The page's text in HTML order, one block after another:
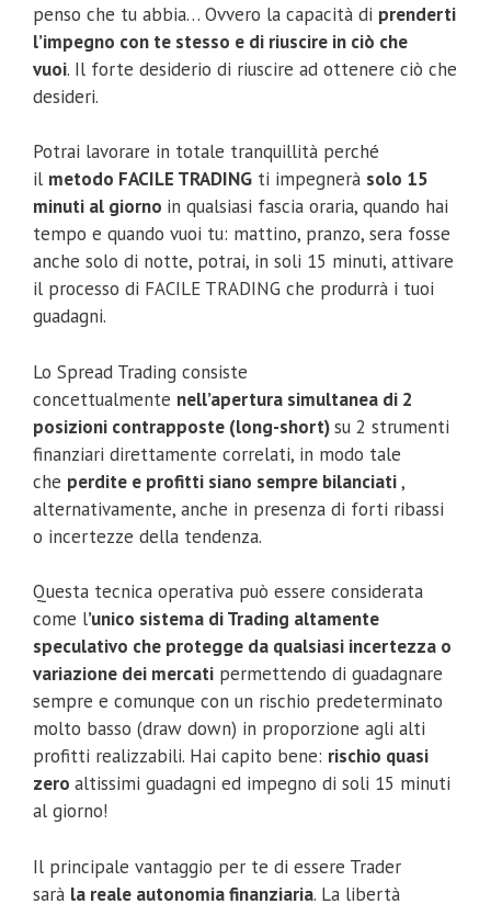
penso che tu abbia… Ovvero la capacità di prenderti
l’impegno con te stesso e di riuscire in ciò che
vuoi. Il forte desiderio di riuscire ad ottenere ciò che
desideri.
Potrai lavorare in totale tranquillità perché
il metodo FACILE TRADING ti impegnerà solo 15
minuti al giorno in qualsiasi fascia oraria, quando hai
tempo e quando vuoi tu: mattino, pranzo, sera fosse
anche solo di notte, potrai, in soli 15 minuti, attivare
il processo di FACILE TRADING che produrrà i tuoi
guadagni.
Lo Spread Trading consiste
concettualmente nell’apertura simultanea di 2
posizioni contrapposte (long-short)su 2 strumenti
finanziari direttamente correlati, in modo tale
che perdite e profitti siano sempre bilanciati,
alternativamente, anche in presenza di forti ribassi
o incertezze della tendenza.
Questa tecnica operativa può essere considerata
come l’unico sistema di Trading altamente
speculativo che protegge da qualsiasi incertezza o
variazione dei mercati permettendo di guadagnare
sempre e comunque con un rischio predeterminato
molto basso (draw down) in proporzione agli alti
profitti realizzabili. Hai capito bene: rischio quasi
zero altissimi guadagni ed impegno di soli 15 minuti
al giorno!
Il principale vantaggio per te di essere Trader
sarà la reale autonomia finanziaria. La libertà